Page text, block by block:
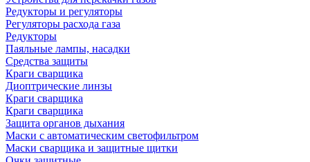
Редукторы и регуляторы
Регуляторы расхода газа
Редукторы
Паяльные лампы, насадки
Средства защиты
Краги сварщика
Диоптрические линзы
Краги сварщика
Краги сварщика
Защита органов дыхания
Маски с автоматическим светофильтром
Маски сварщика и защитные щитки